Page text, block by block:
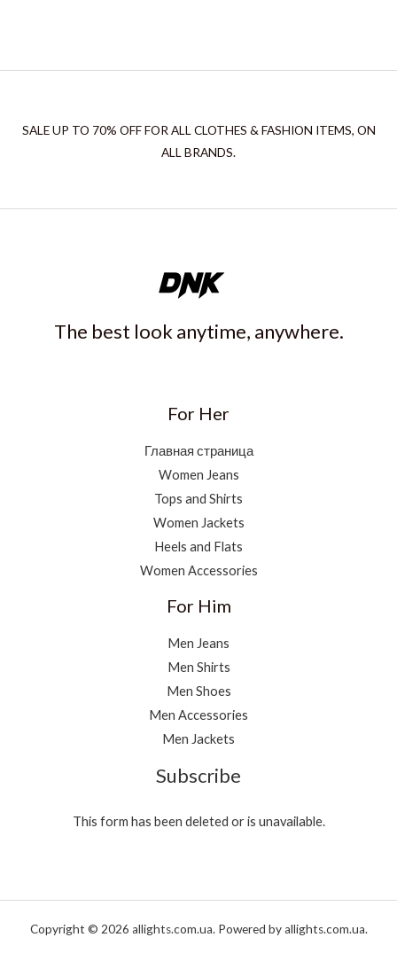
SALE UP TO 70% OFF FOR ALL CLOTHES & FASHION ITEMS, ON
ALL BRANDS.
The best look anytime, anywhere.
For Her
Главная страница
Women Jeans
Tops and Shirts
Women Jackets
Heels and Flats
Women Accessories
For Him
Men Jeans
Men Shirts
Men Shoes
Men Accessories
Men Jackets
Subscribe
This form has been deleted or is unavailable.
Copyright © 2026 allights.com.ua. Powered by allights.com.ua.